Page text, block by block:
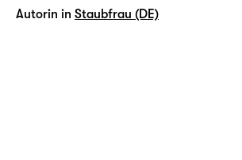
Autorin in Staubfrau (DE)